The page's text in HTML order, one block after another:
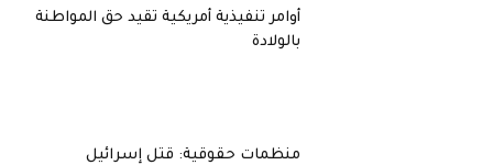
أوامر تنفيذية أمريكية تقيد حق المواطنة
بالولادة
منظمات حقوقية: قتل إسرائيل